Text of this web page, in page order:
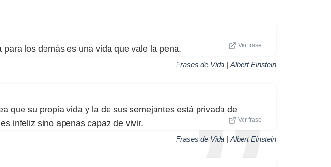
para los demás es una vida que vale la pena. Ver frase
Frases de Vida | Albert Einstein
que su propia vida y la de sus semejantes está privada de
infeliz sino apenas capaz de vivir.
Ver frase
Frases de Vida | Albert Einstein